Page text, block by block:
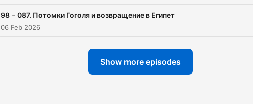
98 - 087. Потомки Гоголя и возвращение в Египет
06 Feb 2026
Show more episodes